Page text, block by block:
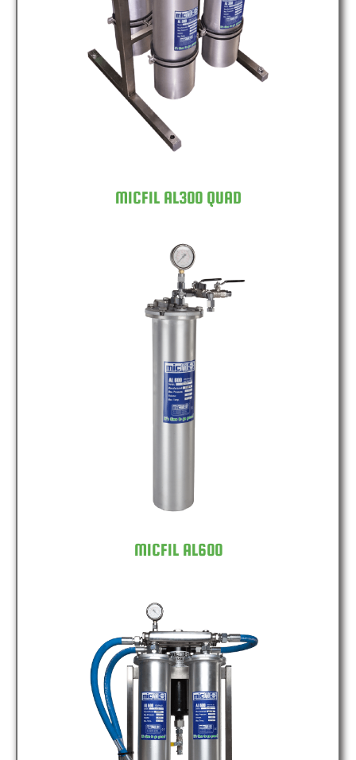
MICFIL AL300 QUAD
MICFIL AL300 QUAD
MICFIL AL600
MICFIL AL600
MICFIL AL600 DOUBLE